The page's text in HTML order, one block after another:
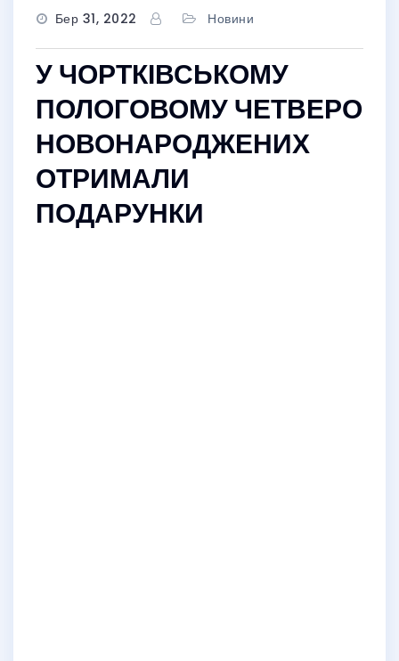
Бер 31, 2022 Новини
У ЧОРТКІВСЬКОМУ
ПОЛОГОВОМУ ЧЕТВЕРО
НОВОНАРОДЖЕНИХ
ОТРИМАЛИ
ПОДАРУНКИ